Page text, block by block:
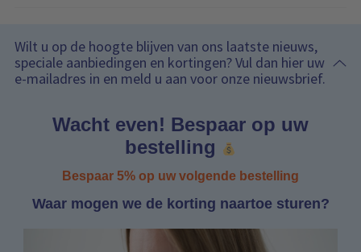
Wilt u op de hoogte blijven van ons laatste nieuws,
speciale aanbiedingen en kortingen? Vul dan hier uw
e-mailadres in en meld u aan voor onze nieuwsbrief.
Wacht even! Bespaar op uw
bestelling
Bespaar 5% op uw volgende bestelling
Waar mogen we de korting naartoe sturen?